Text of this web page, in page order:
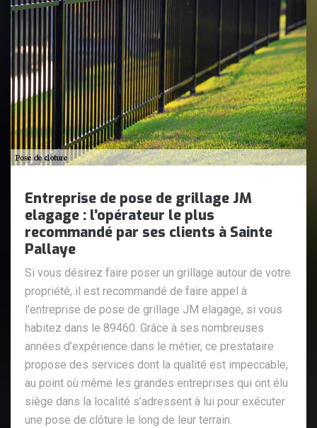
Entreprise de pose de grillage JM
elagage : l’opérateur le plus
recommandé par ses clients à Sainte
Pallaye
Si vous désirez faire poser un grillage autour de votre
propriété, il est recommandé de faire appel à
l’entreprise de pose de grillage JM elagage, si vous
habitez dans le 89460. Grâce à ses nombreuses
années d’expérience dans le métier, ce prestataire
propose des services dont la qualité est impeccable,
au point où même les grandes entreprises qui ont élu
siège dans la localité s’adressent à lui pour exécuter
une pose de clôture le long de leur terrain.